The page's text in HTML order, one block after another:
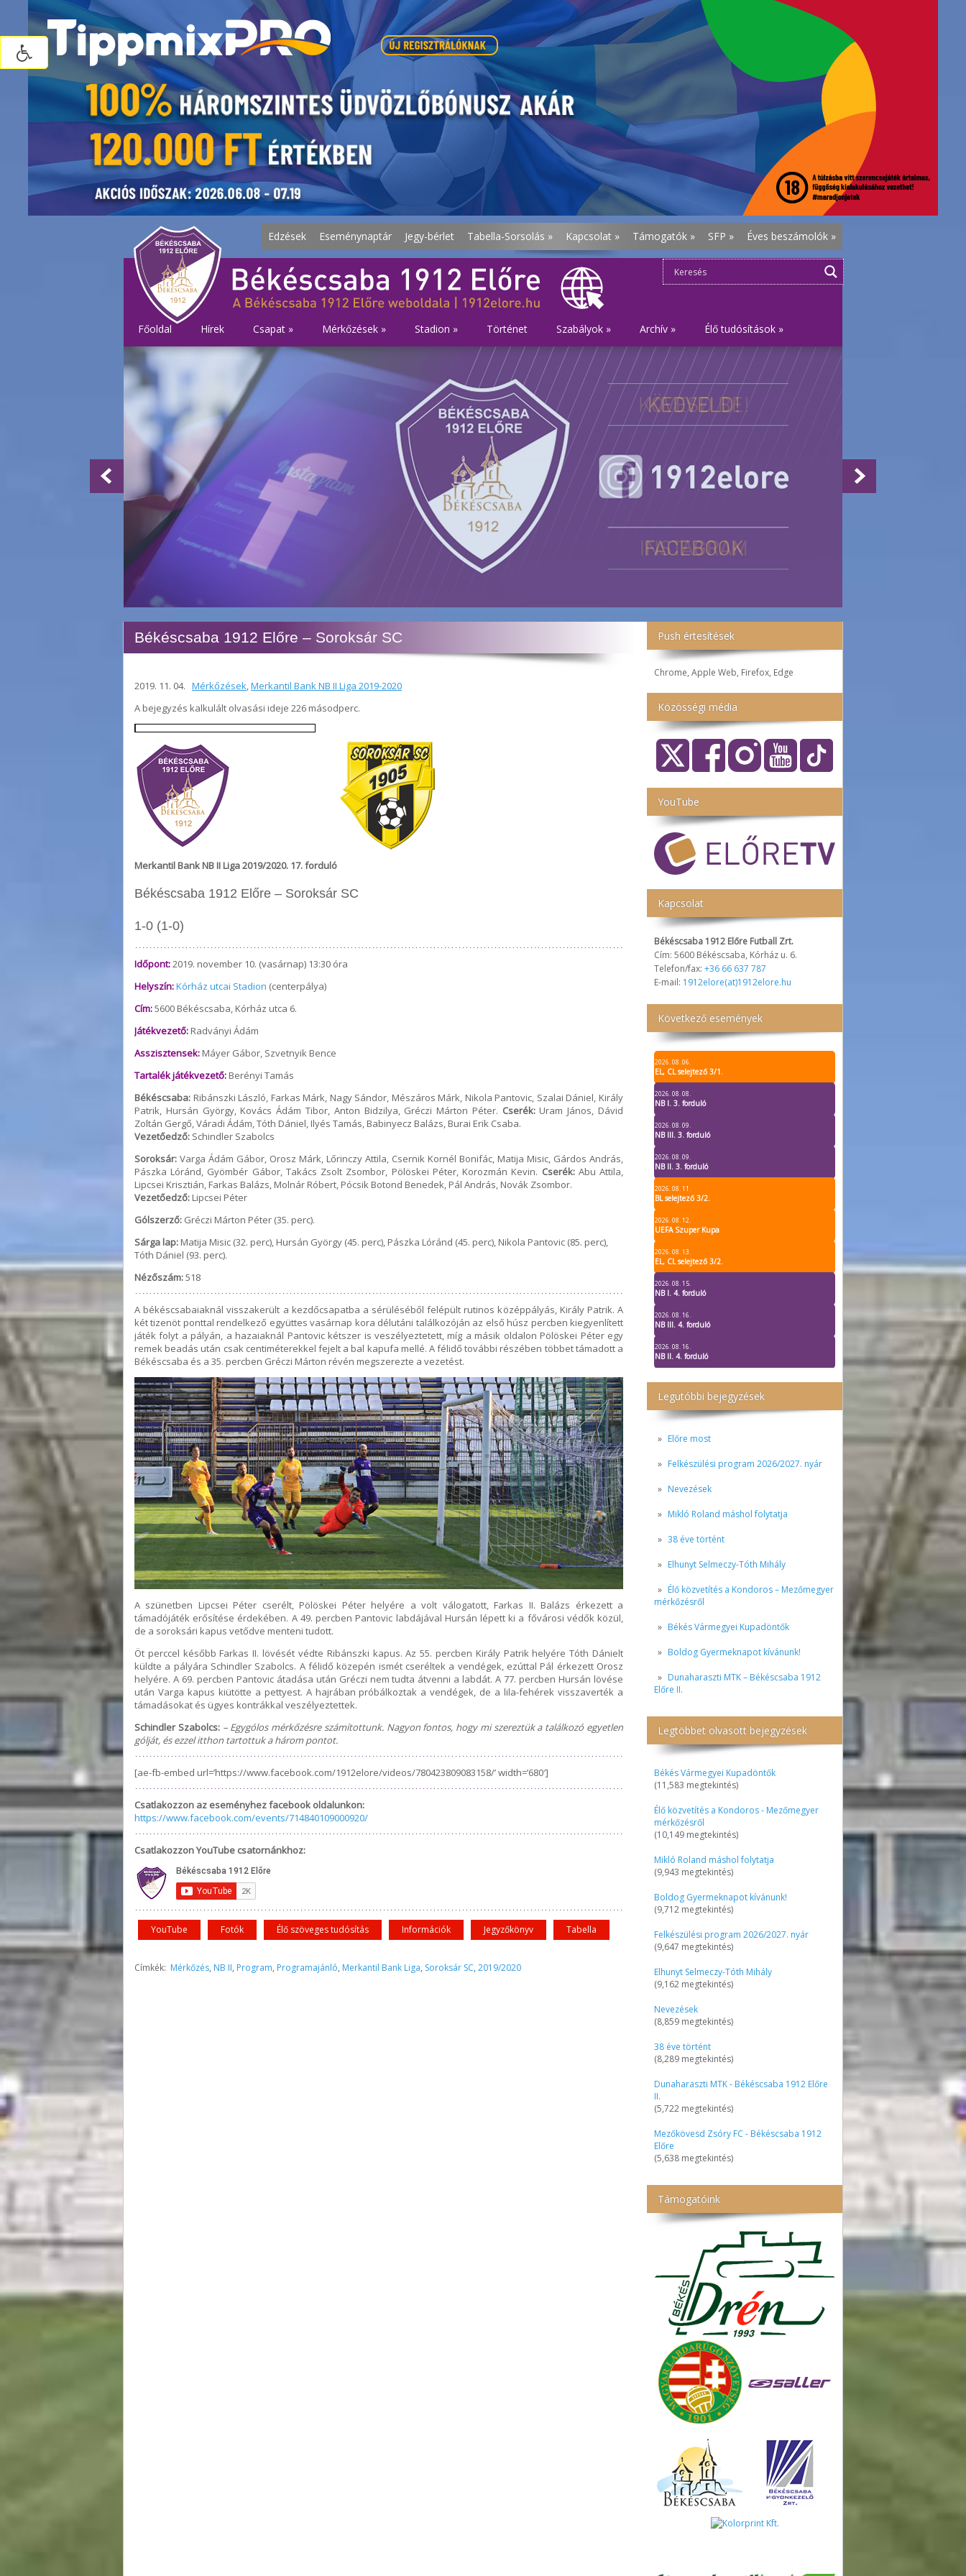
Edzések Eseménynaptár Jegy-bérlet Tabella-Sorsolás » Kapcsolat » Támogatók » SFP » Éves beszámolók »
Főoldal Hírek Csapat » Mérkőzések » Stadion » Történet Szabályok » Archív » Élő tudósítások »
Push értesítések
Chrome, Apple Web, Firefox, Edge
Közösségi média
YouTube
Kapcsolat
Békéscsaba 1912 Előre Futball Zrt.
Cím: 5600 Békéscsaba, Kórház u. 6.
Telefon/fax: +36 66 637 787
E-mail: 1912elore(at)1912elore.hu
Következő események
2026. 08. 06.
EL, CL selejtező 3/1.
2026. 08. 08.
NB I. 3. forduló
2026. 08. 09.
NB III. 3. forduló
2026. 08. 09.
NB II. 3. forduló
2026. 08. 11.
BL selejtező 3/2.
2026. 08. 12.
UEFA Szuper Kupa
2026. 08. 13.
EL, CL selejtező 3/2.
2026. 08. 15.
NB I. 4. forduló
2026. 08. 16.
NB III. 4. forduló
2026. 08. 16.
NB II. 4. forduló
Legutóbbi bejegyzések
Előre most
Felkészülési program 2026/2027. nyár
Nevezések
Mikló Roland máshol folytatja
38 éve történt
Elhunyt Selmeczy-Tóth Mihály
Élő közvetítés a Kondoros – Mezőmegyer
mérkőzésről
Békés Vármegyei Kupadöntők
Boldog Gyermeknapot kívánunk!
Dunaharaszti MTK – Békéscsaba 1912
Előre II.
Legtöbbet olvasott bejegyzések
Békés Vármegyei Kupadöntők
(11,583 megtekintés)
Élő közvetítés a Kondoros - Mezőmegyer
mérkőzésről
(10,149 megtekintés)
Mikló Roland máshol folytatja
(9,943 megtekintés)
Boldog Gyermeknapot kívánunk!
(9,712 megtekintés)
Felkészülési program 2026/2027. nyár
(9,647 megtekintés)
Elhunyt Selmeczy-Tóth Mihály
(9,162 megtekintés)
Nevezések
(8,859 megtekintés)
38 éve történt
(8,289 megtekintés)
Dunaharaszti MTK - Békéscsaba 1912 Előre
II.
(5,722 megtekintés)
Mezőkövesd Zsóry FC - Békéscsaba 1912
Előre
(5,638 megtekintés)
Támogatóink
Békéscsaba 1912 Előre – Soroksár SC
2019. 11. 04. Mérkőzések,Merkantil Bank NB II Liga 2019-2020
A bejegyzés kalkulált olvasási ideje 226 másodperc.
Merkantil Bank NB II Liga 2019/2020. 17. forduló
Békéscsaba 1912 Előre – Soroksár SC
1-0 (1-0)
Időpont:2019. november 10. (vasárnap) 13:30 óra
Helyszín:Kórház utcai Stadion (centerpálya)
Cím:5600 Békéscsaba, Kórház utca 6.
Játékvezető: Radványi Ádám
Asszisztensek: Máyer Gábor, Szvetnyik Bence
Tartalék játékvezető: Berényi Tamás
Békéscsaba: Ribánszki László, Farkas Márk, Nagy Sándor, Mészáros Márk, Nikola Pantovic, Szalai Dániel, Király
Patrik, Hursán György, Kovács Ádám Tibor, Anton Bidzilya, Gréczi Márton Péter. Cserék:Uram János, Dávid
Zoltán Gergő, Váradi Ádám, Tóth Dániel, Ilyés Tamás, Babinyecz Balázs, Burai Erik Csaba.
Vezetőedző: Schindler Szabolcs
Soroksár: Varga Ádám Gábor, Orosz Márk, Lőrinczy Attila, Csernik Kornél Bonifác, Matija Misic, Gárdos András,
Pászka Lóránd, Gyömbér Gábor, Takács Zsolt Zsombor, Pölöskei Péter, Korozmán Kevin. Cserék:Abu Attila,
Lipcsei Krisztián, Farkas Balázs, Molnár Róbert, Pócsik Botond Benedek, Pál András, Novák Zsombor.
Vezetőedző: Lipcsei Péter
Gólszerző: Gréczi Márton Péter (35. perc).
Sárga lap: Matija Misic (32. perc), Hursán György (45. perc), Pászka Lóránd (45. perc), Nikola Pantovic (85. perc),
Tóth Dániel (93. perc).
Nézőszám:518
A békéscsabaiaknál visszakerült a kezdőcsapatba a sérüléséből felépült rutinos középpályás, Király Patrik. A
két tizenöt ponttal rendelkező együttes vasárnap kora délutáni találkozóján az első húsz percben kiegyenlített
játék folyt a pályán, a hazaiaknál Pantovic kétszer is veszélyeztetett, míg a másik oldalon Pölöskei Péter egy
remek beadás után csak centiméterekkel fejelt a bal kapufa mellé. A félidő további részében többet támadott a
Békéscsaba és a 35. percben Gréczi Márton révén megszerezte a vezetést.
A szünetben Lipcsei Péter cserélt, Pölöskei Péter helyére a volt válogatott, Farkas II. Balázs érkezett a
támadójáték erősítése érdekében. A 49. percben Pantovic labdájával Hursán lépett ki a fővárosi védők közül,
de a soroksári kapus vetődve menteni tudott.
Öt perccel később Farkas II. lövését védte Ribánszki kapus. Az 55. percben Király Patrik helyére Tóth Dánielt
küldte a pályára Schindler Szabolcs. A félidő közepén ismét cseréltek a vendégek, ezúttal Pál érkezett Orosz
helyére. A 69. percben Pantovic átadása után Gréczi nem tudta átvenni a labdát. A 77. percben Hursán lövése
után Varga kapus kiütötte a pettyest. A hajrában próbálkoztak a vendégek, de a lila-fehérek visszaverték a
támadásokat és ügyes kontrákkal veszélyeztettek.
Schindler Szabolcs: – Egygólos mérkőzésre számítottunk. Nagyon fontos, hogy mi szereztük a találkozó egyetlen
gólját, és ezzel itthon tartottuk a három pontot.
[ae-fb-embed url=’https://www.facebook.com/1912elore/videos/780423809083158/’ width=’680′]
Csatlakozzon az eseményhez facebook oldalunkon:
https://www.facebook.com/events/714840109000920/
Csatlakozzon YouTube csatornánkhoz:
YouTube Fotók Élő szöveges tudósítás Információk Jegyzőkönyv Tabella
Címkék: Mérkőzés, NB II, Program, Programajánló, Merkantil Bank Liga, Soroksár SC, 2019/2020